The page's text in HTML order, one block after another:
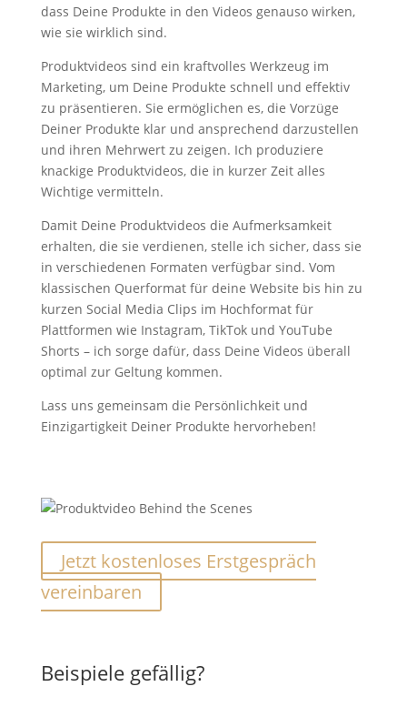
dass Deine Produkte in den Videos genauso wirken,
wie sie wirklich sind.
Produktvideos sind ein kraftvolles Werkzeug im
Marketing, um Deine Produkte schnell und effektiv
zu präsentieren. Sie ermöglichen es, die Vorzüge
Deiner Produkte klar und ansprechend darzustellen
und ihren Mehrwert zu zeigen. Ich produziere
knackige Produktvideos, die in kurzer Zeit alles
Wichtige vermitteln.
Damit Deine Produktvideos die Aufmerksamkeit
erhalten, die sie verdienen, stelle ich sicher, dass sie
in verschiedenen Formaten verfügbar sind. Vom
klassischen Querformat für deine Website bis hin zu
kurzen Social Media Clips im Hochformat für
Plattformen wie Instagram, TikTok und YouTube
Shorts – ich sorge dafür, dass Deine Videos überall
optimal zur Geltung kommen.
Lass uns gemeinsam die Persönlichkeit und
Einzigartigkeit Deiner Produkte hervorheben!
Jetzt kostenloses Erstgespräch
vereinbaren
Beispiele gefällig?